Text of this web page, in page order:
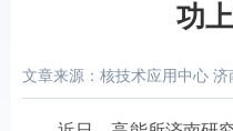
功
文章来源：核技术应用中心 济